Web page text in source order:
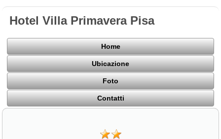
Hotel Villa Primavera Pisa
Home
Ubicazione
Foto
Contatti